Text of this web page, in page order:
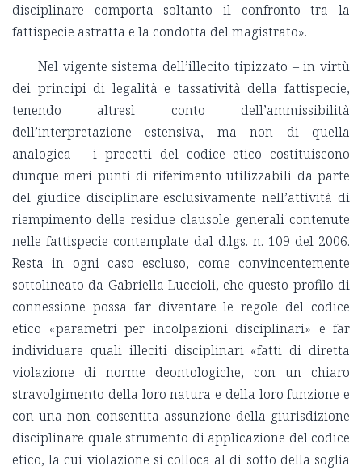
disciplinare comporta soltanto il confronto tra la
fattispecie astratta e la condotta del magistrato».
Nel vigente sistema dell’illecito tipizzato – in virtù
dei principi di legalità e tassatività della fattispecie,
tenendo altresì conto dell’ammissibilità
dell’interpretazione estensiva, ma non di quella
analogica – i precetti del codice etico costituiscono
dunque meri punti di riferimento utilizzabili da parte
del giudice disciplinare esclusivamente nell’attività di
riempimento delle residue clausole generali contenute
nelle fattispecie contemplate dal d.lgs. n. 109 del 2006.
Resta in ogni caso escluso, come convincentemente
sottolineato da Gabriella Luccioli, che questo profilo di
connessione possa far diventare le regole del codice
etico «parametri per incolpazioni disciplinari» e far
individuare quali illeciti disciplinari «fatti di diretta
violazione di norme deontologiche, con un chiaro
stravolgimento della loro natura e della loro funzione e
con una non consentita assunzione della giurisdizione
disciplinare quale strumento di applicazione del codice
etico, la cui violazione si colloca al di sotto della soglia